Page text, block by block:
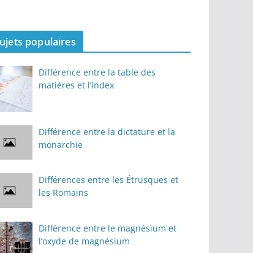
populaires
Différence entre la table des
matières et l’index
Différence entre la dictature et la
monarchie
Différences entre les Étrusques et
les Romains
Différence entre le magnésium et
l’oxyde de magnésium